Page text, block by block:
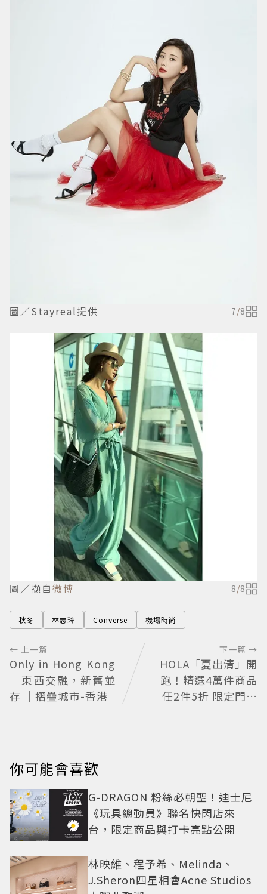
圖／Stayreal提供 7/8
圖／擷自微博 8/8
秋冬 林志玲 Converse 機場時尚
← 上一篇
Only in Hong Kong
｜東西交融，新舊並
存 ｜摺疊城市-香港
下一篇 →
HOLA「夏出清」開
跑！精選4萬件商品
任2件5折 限定門市
你可能會喜歡
G-DRAGON 粉絲必朝聖！迪士尼
《玩具總動員》聯名快閃店來
台，限定商品與打卡亮點公開
林映維、程予希、Melinda、
J.Sheron四星相會Acne Studios